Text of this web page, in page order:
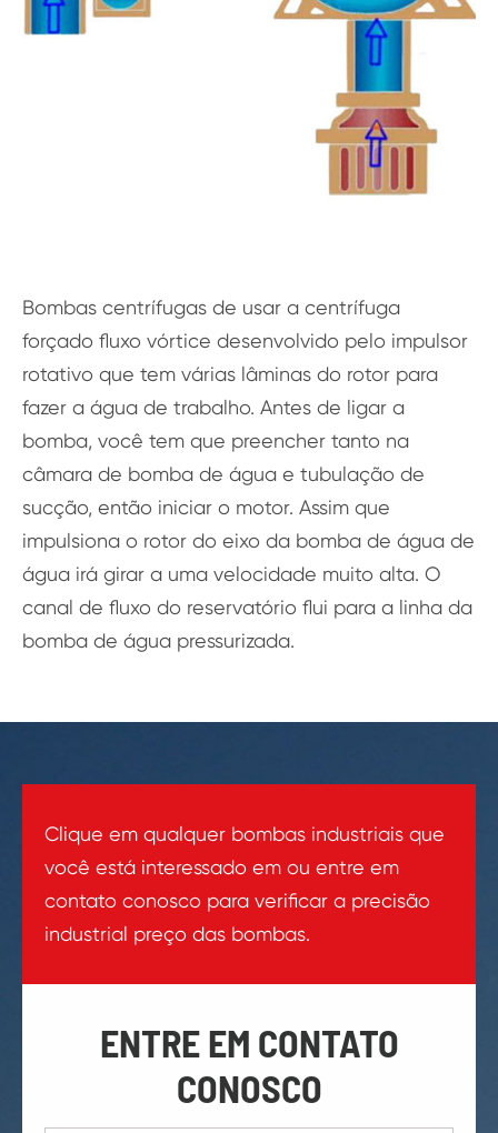
Bombas centrífugas de usar a centrífuga
forçado fluxo vórtice desenvolvido pelo impulsor
rotativo que tem várias lâminas do rotor para
fazer a água de trabalho. Antes de ligar a
bomba, você tem que preencher tanto na
câmara de bomba de água e tubulação de
sucção, então iniciar o motor. Assim que
impulsiona o rotor do eixo da bomba de água de
água irá girar a uma velocidade muito alta. O
canal de fluxo do reservatório flui para a linha da
bomba de água pressurizada.
Clique em qualquer bombas industriais que
você está interessado em ou entre em
contato conosco para verificar a precisão
industrial preço das bombas.
ENTRE EM CONTATO
CONOSCO